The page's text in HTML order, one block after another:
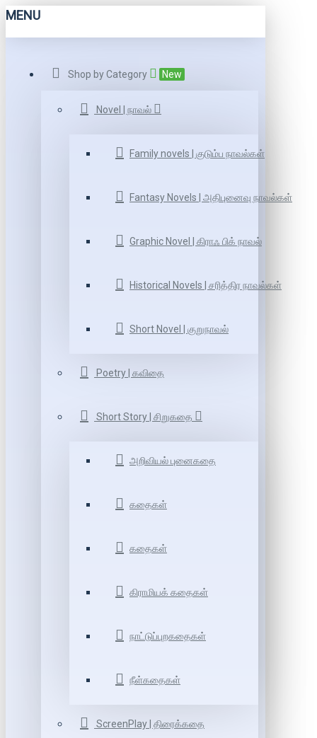
MENU
Shop by Category New
Novel | நாவல்
Family novels | குடும்ப நாவல்கள்
Fantasy Novels | அதிபுனைவு நாவல்கள்
Graphic Novel | கிராஃ பிக் நாவல்
Historical Novels | சரித்திர நாவல்கள்
Short Novel | குறுநாவல்
Poetry | கவிதை
Short Story | சிறுகதை
அறிவியல் புனைகதை
கதைகள்
கதைகள்
கிராமியக் கதைகள்
நாட்டுப்புறகதைகள்
நீள்கதைகள்
ScreenPlay | திரைக்கதை